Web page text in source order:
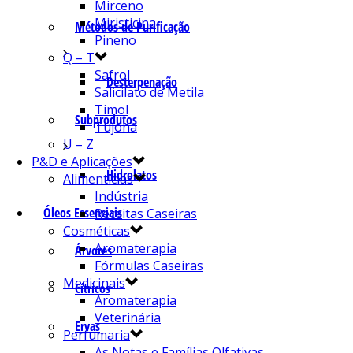
Métodos de Purificação
Desterpenação
Subprodutos
Hidrolatos
Óleos Essenciais
Árvores
Cítricos
Ervas
Mirceno
Miristicina
Pineno
Q – T
Safrol
Salicilato de Metila
Timol
Tujona
U – Z
P&D e Aplicações
Alimentícias
Indústria
Receitas Caseiras
Cosméticas
Aromaterapia
Fórmulas Caseiras
Medicinais
Aromaterapia
Veterinária
Perfumaria